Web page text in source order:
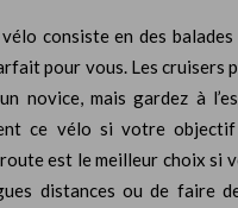
consiste en des
pour vous. Les cruisers
novice, mais gardez à
ce vélo si votre
est le meilleur choix si
distances ou de faire de